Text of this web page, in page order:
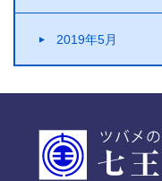
2019年5月